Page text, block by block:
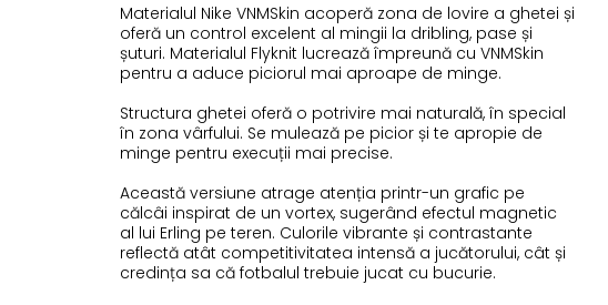
Materialul Nike VNMSkin acoperă zona de lovire a ghetei și
oferă un control excelent al mingii la dribling, pase și
șuturi. Materialul Flyknit lucrează împreună cu VNMSkin
pentru a aduce piciorul mai aproape de minge.
Structura ghetei oferă o potrivire mai naturală, în special
în zona vârfului. Se mulează pe picior și te apropie de
minge pentru execuții mai precise.
Această versiune atrage atenția printr-un grafic pe
călcâi inspirat de un vortex, sugerând efectul magnetic
al lui Erling pe teren. Culorile vibrante și contrastante
reflectă atât competitivitatea intensă a jucătorului, cât și
credința sa că fotbalul trebuie jucat cu bucurie.